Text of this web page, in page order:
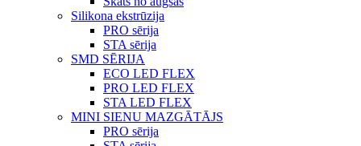
Silikona ekstrūzija
PRO sērija
STA sērija
SMD SĒRIJA
ECO LED FLEX
PRO LED FLEX
STA LED FLEX
MINI SIENU MAZGĀTĀJS
PRO sērija